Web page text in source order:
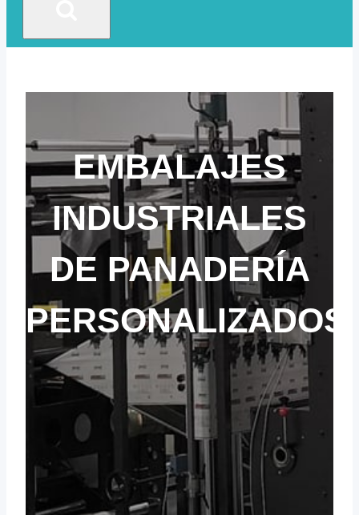
EMBALAJES
INDUSTRIALES
DE PANADERÍA
PERSONALIZADOS